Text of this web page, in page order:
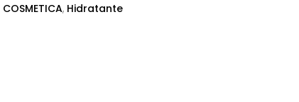
COSMETICA, Hidratante